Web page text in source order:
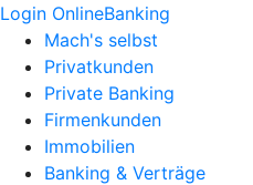
Login OnlineBanking
Mach's selbst
Privatkunden
Private Banking
Firmenkunden
Immobilien
Banking & Verträge